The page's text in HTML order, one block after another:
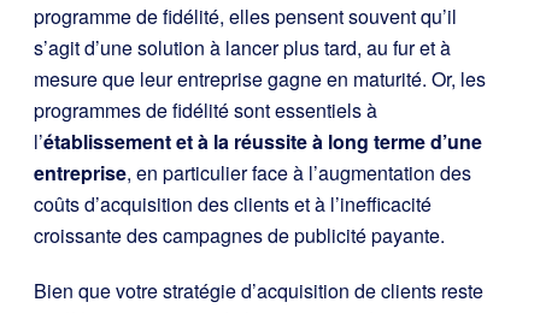
programme de fidélité, elles pensent souvent qu’il
s’agit d’une solution à lancer plus tard, au fur et à
mesure que leur entreprise gagne en maturité. Or, les
programmes de fidélité sont essentiels à
l’établissement et à la réussite à long terme d’une
entreprise, en particulier face à l’augmentation des
coûts d’acquisition des clients et à l’inefficacité
croissante des campagnes de publicité payante.
Bien que votre stratégie d’acquisition de clients reste